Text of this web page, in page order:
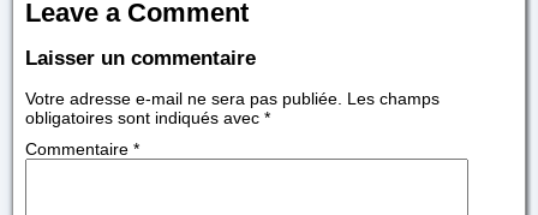
Leave a Comment
Laisser un commentaire
Votre adresse e-mail ne sera pas publiée. Les champs
obligatoires sont indiqués avec *
Commentaire *